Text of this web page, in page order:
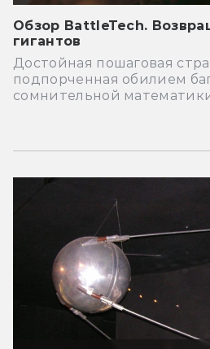
Обзор BattleTech.
гигантов
Достойная пошаговая
подпорченная обилием
сомнительной